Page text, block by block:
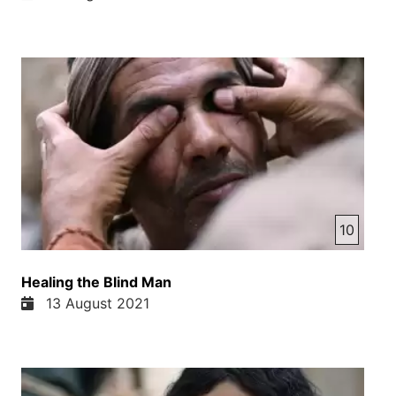
میخوایم مردم افغانستان بفهمند. امریکا به دنبال پایان
این دوران جنگ و رنج است. ما هیچ علاقه به اشغال
کشور شما نداریم. و پریزدن ترامپ گفت اشغال
افغانستان بدترین تصمیم امریکا بود. و بالاخره رئیس
جمهور کنونی امریکا بایدن گفت دیگر از افغانستان
نپرسید. میخواهم در مورد چیزهای شاد صحبت کنم.
واقعا این گفت رئیس جمهور امریکا که میخواه در مورد
چیزهای شاد صحبت کنه. بلکه حالت افغانستان بدست.
افغانستان شاد نیست. مردم افغانستان رنج بسگره
میبرند. عالم میشه و همون قیامی گفتیم که امریکا و
رنج میبيردن خیلی بیادالتی رنج میبی örدند خیلی
تزویدیملی مواد مخدر رنج میبیردند. از جنگ ترورستی رنج
کتاب مقدس مزمور 118 مزمور است که وسط کتاب
10
Healing the Blind Man
13 August 2021